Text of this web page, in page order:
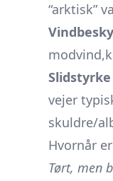
“arktisk”
vejer
skuldre/
Hvornår
Tørt, men